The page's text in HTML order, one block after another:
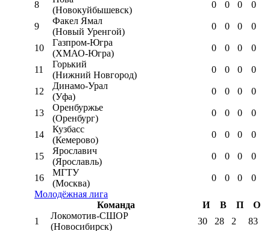
8
(Новокуйбышевск)
0 0 0 0
9
Факел Ямал
(Новый Уренгой)
0 0 0 0
10
Газпром-Югра
(ХМАО-Югра)
0 0 0 0
11
Горький
(Нижний Новгород)
0 0 0 0
12
Динамо-Урал
(Уфа)
0 0 0 0
13
Оренбуржье
(Оренбург)
0 0 0 0
14
Кузбасс
(Кемерово)
0 0 0 0
15
Ярославич
(Ярославль)
0 0 0 0
16
МГТУ
(Москва)
0 0 0
0
Молодёжная лига
Команда
И В П
О
1
Локомотив-CШОР
(Новосибирск)
30 28 2 83